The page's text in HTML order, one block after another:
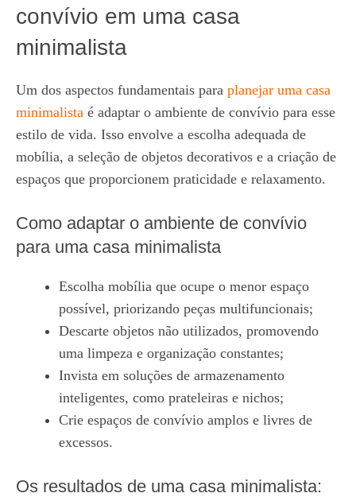
convívio em uma casa
minimalista
Um dos aspectos fundamentais para planejar uma casa
minimalista é adaptar o ambiente de convívio para esse
estilo de vida. Isso envolve a escolha adequada de
mobília, a seleção de objetos decorativos e a criação de
espaços que proporcionem praticidade e relaxamento.
Como adaptar o ambiente de convívio
para uma casa minimalista
Escolha mobília que ocupe o menor espaço
possível, priorizando peças multifuncionais;
Descarte objetos não utilizados, promovendo
uma limpeza e organização constantes;
Invista em soluções de armazenamento
inteligentes, como prateleiras e nichos;
Crie espaços de convívio amplos e livres de
excessos.
Os resultados de uma casa minimalista: